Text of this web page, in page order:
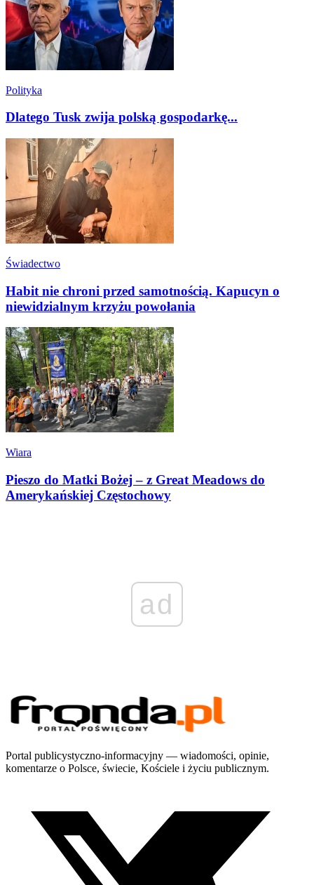
Polityka
Dlatego Tusk zwija polską gospodarkę...
Świadectwo
Habit nie chroni przed samotnością. Kapucyn o
niewidzialnym krzyżu powołania
Wiara
Pieszo do Matki Bożej – z Great Meadows do
Amerykańskiej Częstochowy
ad
Portal publicystyczno-informacyjny — wiadomości, opinie,
komentarze o Polsce, świecie, Kościele i życiu publicznym.